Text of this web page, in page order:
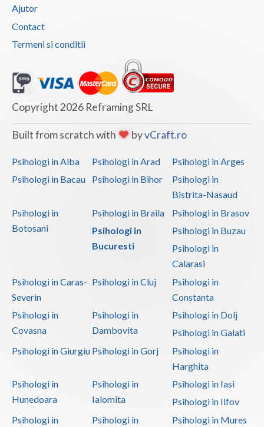
Ajutor
Contact
Termeni si conditii
Copyright 2026 Reframing SRL
Built from scratch with byvCraft.ro
Psihologi in Alba Psihologi in Arad
Psihologi in Arges
Psihologi in Bacau
Psihologi in Bihor
Psihologi in
Bistrita-Nasaud
Psihologi in
Botosani
Psihologi in Braila
Psihologi in Brasov
Psihologi in
Bucuresti
Psihologi in Buzau
Psihologi in
Calarasi
Psihologi in Caras-
Severin
Psihologi in Cluj
Psihologi in
Constanta
Psihologi in
Covasna
Psihologi in
Dambovita
Psihologi in Dolj
Psihologi in Galati
Psihologi in Giurgiu Psihologi in Gorj
Psihologi in
Harghita
Psihologi in
Hunedoara
Psihologi in
Ialomita
Psihologi in Iasi
Psihologi in Ilfov
Psihologi in
Psihologi in Psihologi in Mures